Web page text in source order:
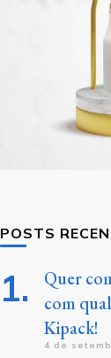
POSTS
Quer
com
Kipack!
4 de